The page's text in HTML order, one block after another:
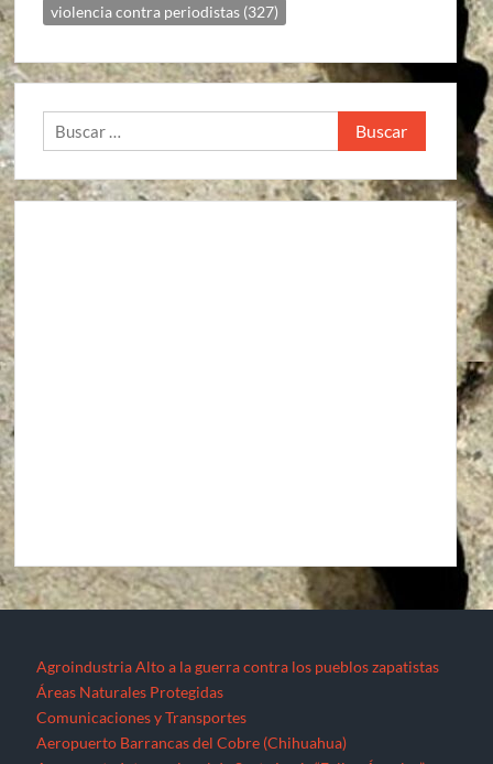
violencia contra periodistas (327)
Buscar:
Agroindustria Alto a la guerra contra los pueblos zapatistas
Áreas Naturales Protegidas
Comunicaciones y Transportes
Aeropuerto Barrancas del Cobre (Chihuahua)